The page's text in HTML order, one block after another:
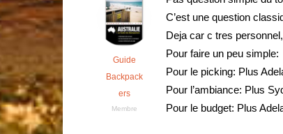
Guide
Backpack
ers
Membre
C’est une question
Deja car c tres
Pour faire un peu simple:
Pour le picking: Plus
Pour l’ambiance: Plus
Pour le budget: Plus